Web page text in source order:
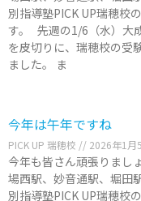
別指導塾PICK UP瑞穂校
す。 先週の1/6（水）大
を皮切りに、瑞穂校の受
ました。 ま
今年は午年ですね
PICK UP 瑞穂校 2026年1月
今年も皆さん頑張りまし
場西駅、妙音通駅、堀田
別指導塾PICK UP瑞穂校